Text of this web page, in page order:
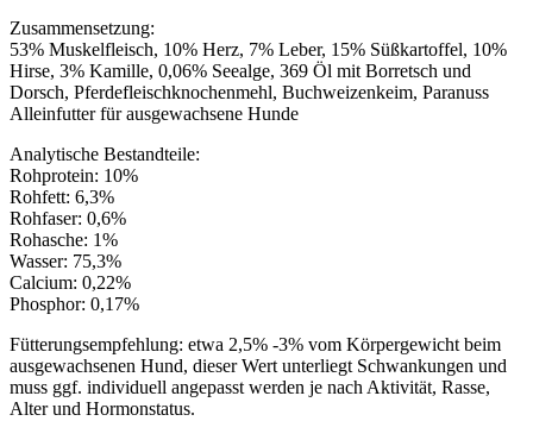
bis
6,40€
Zusammensetzung:
53% Muskelfleisch, 10% Herz, 7% Leber, 15% Süßkartoffel, 10%
Hirse, 3% Kamille, 0,06% Seealge, 369 Öl mit Borretsch und
Dorsch, Pferdefleischknochenmehl, Buchweizenkeim, Paranuss
Alleinfutter für ausgewachsene Hunde
Analytische Bestandteile:
Rohprotein: 10%
Rohfett: 6,3%
Rohfaser: 0,6%
Rohasche: 1%
Wasser: 75,3%
Calcium: 0,22%
Phosphor: 0,17%
Fütterungsempfehlung: etwa 2,5% -3% vom Körpergewicht beim
ausgewachsenen Hund, dieser Wert unterliegt Schwankungen und
muss ggf. individuell angepasst werden je nach Aktivität, Rasse,
Alter und Hormonstatus.